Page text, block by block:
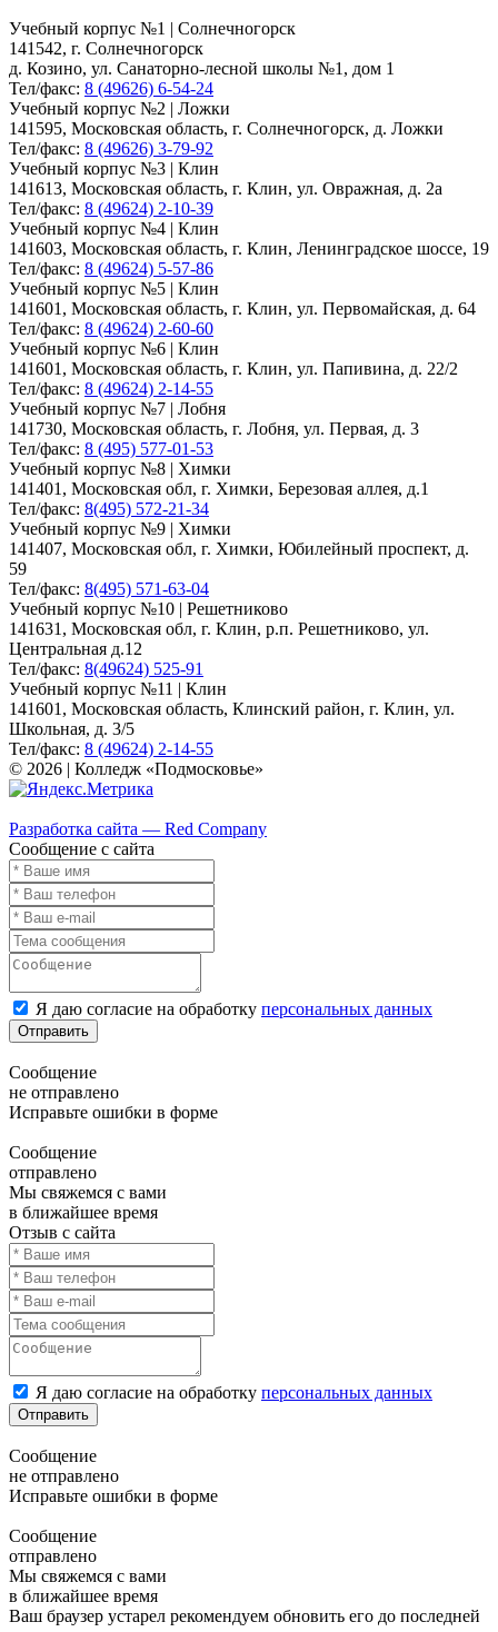
Учебный корпус №1 | Солнечногорск
141542, г. Солнечногорск
д. Козино, ул. Санаторно-лесной школы №1, дом 1
Тел/факс: 8 (49626) 6-54-24
Учебный корпус №2 | Ложки
141595, Московская область, г. Солнечногорск, д. Ложки
Тел/факс: 8 (49626) 3-79-92
Учебный корпус №3 | Клин
141613, Московская область, г. Клин, ул. Овражная, д. 2а
Тел/факс: 8 (49624) 2-10-39
Учебный корпус №4 | Клин
141603, Московская область, г. Клин, Ленинградское шоссе, 19
Тел/факс: 8 (49624) 5-57-86
Учебный корпус №5 | Клин
141601, Московская область, г. Клин, ул. Первомайская, д. 64
Тел/факс: 8 (49624) 2-60-60
Учебный корпус №6 | Клин
141601, Московская область, г. Клин, ул. Папивина, д. 22/2
Тел/факс: 8 (49624) 2-14-55
Учебный корпус №7 | Лобня
141730, Московская область, г. Лобня, ул. Первая, д. 3
Тел/факс: 8 (495) 577-01-53
Учебный корпус №8 | Химки
141401, Московская обл, г. Химки, Березовая аллея, д.1
Тел/факс: 8(495) 572-21-34
Учебный корпус №9 | Химки
141407, Московская обл, г. Химки, Юбилейный проспект, д.
59
Тел/факс: 8(495) 571-63-04
Учебный корпус №10 | Решетниково
141631, Московская обл, г. Клин, р.п. Решетниково, ул.
Центральная д.12
Тел/факс: 8(49624) 525-91
Учебный корпус №11 | Клин
141601, Московская область, Клинский район, г. Клин, ул.
Школьная, д. 3/5
Тел/факс: 8 (49624) 2-14-55
© 2026 | Колледж «Подмосковье»
Разработка сайта — Red Company
Сообщение с сайта
Я даю согласие на обработку персональных данных
Отправить
Сообщение
не отправлено
Исправьте ошибки в форме
Сообщение
отправлено
Мы свяжемся с вами
в ближайшее время
Отзыв с сайта
Я даю согласие на обработку персональных данных
Отправить
Сообщение
не отправлено
Исправьте ошибки в форме
Сообщение
отправлено
Мы свяжемся с вами
в ближайшее время
Ваш браузер устарел рекомендуем обновить его до последней